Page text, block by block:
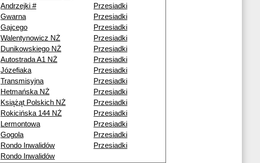
Andrzejki #
Przesiadki
Gwarna
Przesiadki
Gajcego
Przesiadki
Walentynowicz NŻ
Przesiadki
Dunikowskiego NŻ
Przesiadki
Autostrada A1 NŻ
Przesiadki
Józefiaka
Przesiadki
Transmisyjna
Przesiadki
Hetmańska NŻ
Przesiadki
Książąt Polskich NŻ
Przesiadki
Rokicińska 144 NŻ
Przesiadki
Lermontowa
Przesiadki
Gogola
Przesiadki
Rondo Inwalidów
Przesiadki
Rondo Inwalidów